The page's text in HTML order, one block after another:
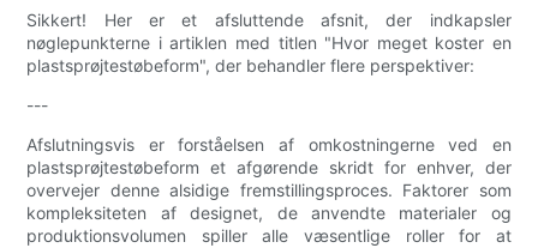
Sikkert! Her er et afsluttende afsnit, der indkapsler
nøglepunkterne i artiklen med titlen "Hvor meget koster en
plastsprøjtestøbeform", der behandler flere perspektiver:
---
Afslutningsvis er forståelsen af ​​omkostningerne ved en
plastsprøjtestøbeform et afgørende skridt for enhver, der
overvejer denne alsidige fremstillingsproces. Faktorer som
kompleksiteten af ​​designet, de anvendte materialer og
produktionsvolumen spiller alle væsentlige roller for at